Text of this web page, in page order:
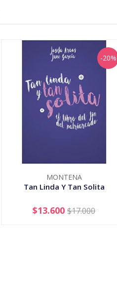
-20%
MONTENA
Tan Linda Y Tan Solita
+
$13.600 $17.000